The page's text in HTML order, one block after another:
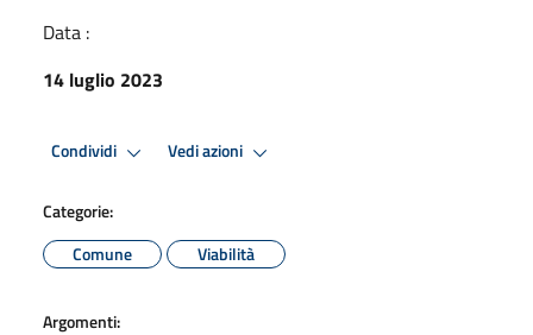
Data :
14 luglio 2023
Condividi Vedi azioni
Categorie:
Comune
Viabilità
Argomenti: